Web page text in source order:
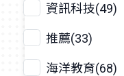
資訊科技(49)
推薦(33)
海洋教育(68)